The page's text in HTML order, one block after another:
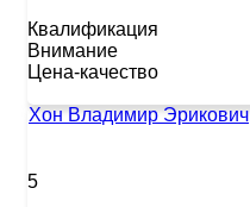
Квалификация
Внимание
Цена-качество
Хон Владимир Эрикович
5